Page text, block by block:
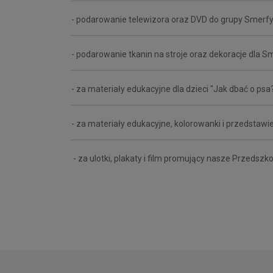
- podarowanie telewizora oraz DVD do grupy Smerfy
- podarowanie tkanin na stroje oraz dekoracje dla
- za materiały edukacyjne dla dzieci "Jak dbać o
- za materiały edukacyjne, kolorowanki i
- za ulotki, plakaty i film promujący nasze